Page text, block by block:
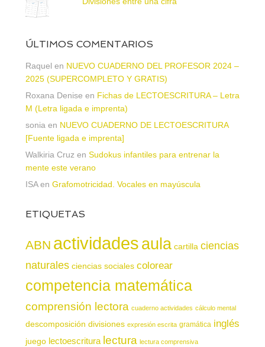
ÚLTIMOS COMENTARIOS
Raquel en NUEVO CUADERNO DEL PROFESOR 2024 –
2025 (SUPERCOMPLETO Y GRATIS)
Roxana Denise en Fichas de LECTOESCRITURA – Letra
M (Letra ligada e imprenta)
sonia en NUEVO CUADERNO DE LECTOESCRITURA
[Fuente ligada e imprenta]
Walkiria Cruz en Sudokus infantiles para entrenar la
mente este verano
ISAen Grafomotricidad. Vocales en mayúscula
ETIQUETAS
ABN actividadesaula cartilla ciencias
naturales ciencias sociales colorear
competencia matemática
comprensión lectora cuaderno actividades cálculo mental
descomposición divisiones expresión escrita gramática inglés
juego lectoescritura lectura lectura comprensiva